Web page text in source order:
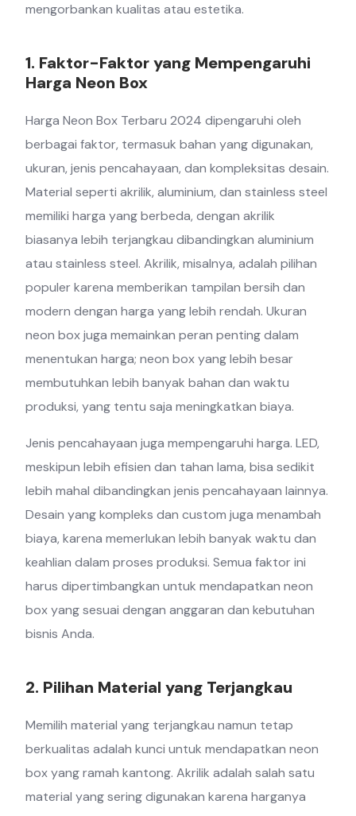
mengorbankan kualitas atau estetika.
1. Faktor-Faktor yang Mempengaruhi
Harga Neon Box
Harga Neon Box Terbaru 2024 dipengaruhi oleh
berbagai faktor, termasuk bahan yang digunakan,
ukuran, jenis pencahayaan, dan kompleksitas desain.
Material seperti akrilik, aluminium, dan stainless steel
memiliki harga yang berbeda, dengan akrilik
biasanya lebih terjangkau dibandingkan aluminium
atau stainless steel. Akrilik, misalnya, adalah pilihan
populer karena memberikan tampilan bersih dan
modern dengan harga yang lebih rendah. Ukuran
neon box juga memainkan peran penting dalam
menentukan harga; neon box yang lebih besar
membutuhkan lebih banyak bahan dan waktu
produksi, yang tentu saja meningkatkan biaya.
Jenis pencahayaan juga mempengaruhi harga. LED,
meskipun lebih efisien dan tahan lama, bisa sedikit
lebih mahal dibandingkan jenis pencahayaan lainnya.
Desain yang kompleks dan custom juga menambah
biaya, karena memerlukan lebih banyak waktu dan
keahlian dalam proses produksi. Semua faktor ini
harus dipertimbangkan untuk mendapatkan neon
box yang sesuai dengan anggaran dan kebutuhan
bisnis Anda.
2. Pilihan Material yang Terjangkau
Memilih material yang terjangkau namun tetap
berkualitas adalah kunci untuk mendapatkan neon
box yang ramah kantong. Akrilik adalah salah satu
material yang sering digunakan karena harganya